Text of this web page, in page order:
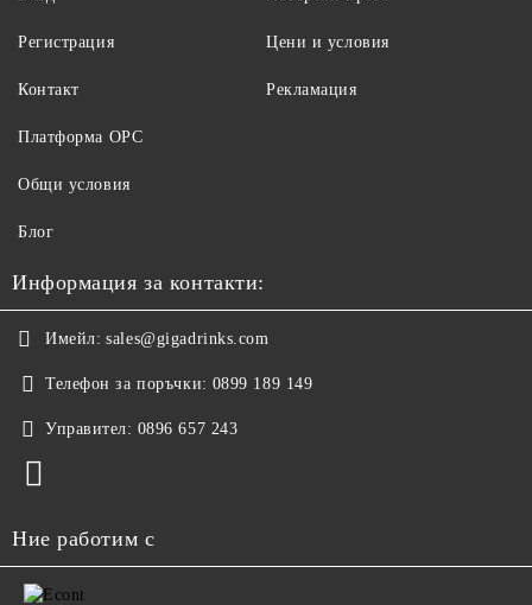
Регистрация
Контакт
Цени и условия
Рекламация
Платформа ОРС
Общи условия
Блог
Информация за контакти:
Имейл: sales@gigadrinks.com
Телефон за поръчки: 0899 189 149
Управител: 0896 657 243
Ние работим с